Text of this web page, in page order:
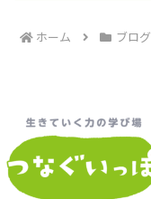
ホーム ブログ